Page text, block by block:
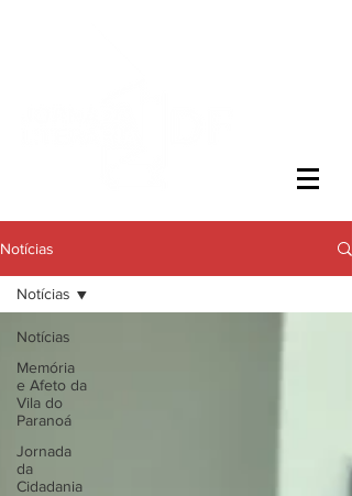
Notícias
Notícias
Memória
e Afeto da
Vila do
Paranoá
Jornada
da
Cidadania
Notícias